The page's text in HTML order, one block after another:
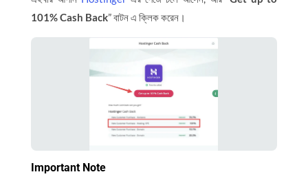
101% Cash Back” বাটন এ ক্লিক করেন।
Important Note